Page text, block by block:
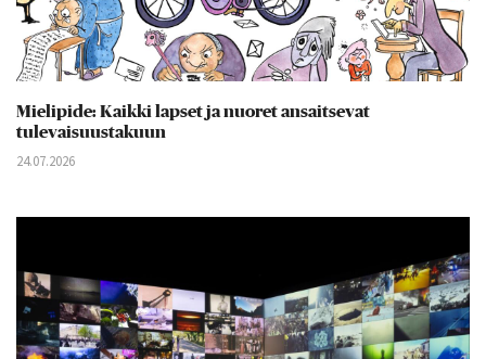
Mielipide: Kaikki lapset ja nuoret ansaitsevat
tulevaisuustakuun
24.07.2026